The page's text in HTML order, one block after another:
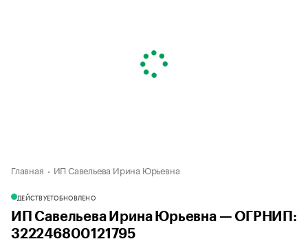
Главная ИП Савельева Ирина Юрьевна
ДЕЙСТВУЕТОБНОВЛЕНО
ИП Савельева Ирина Юрьевна — ОГРНИП:
322246800121795